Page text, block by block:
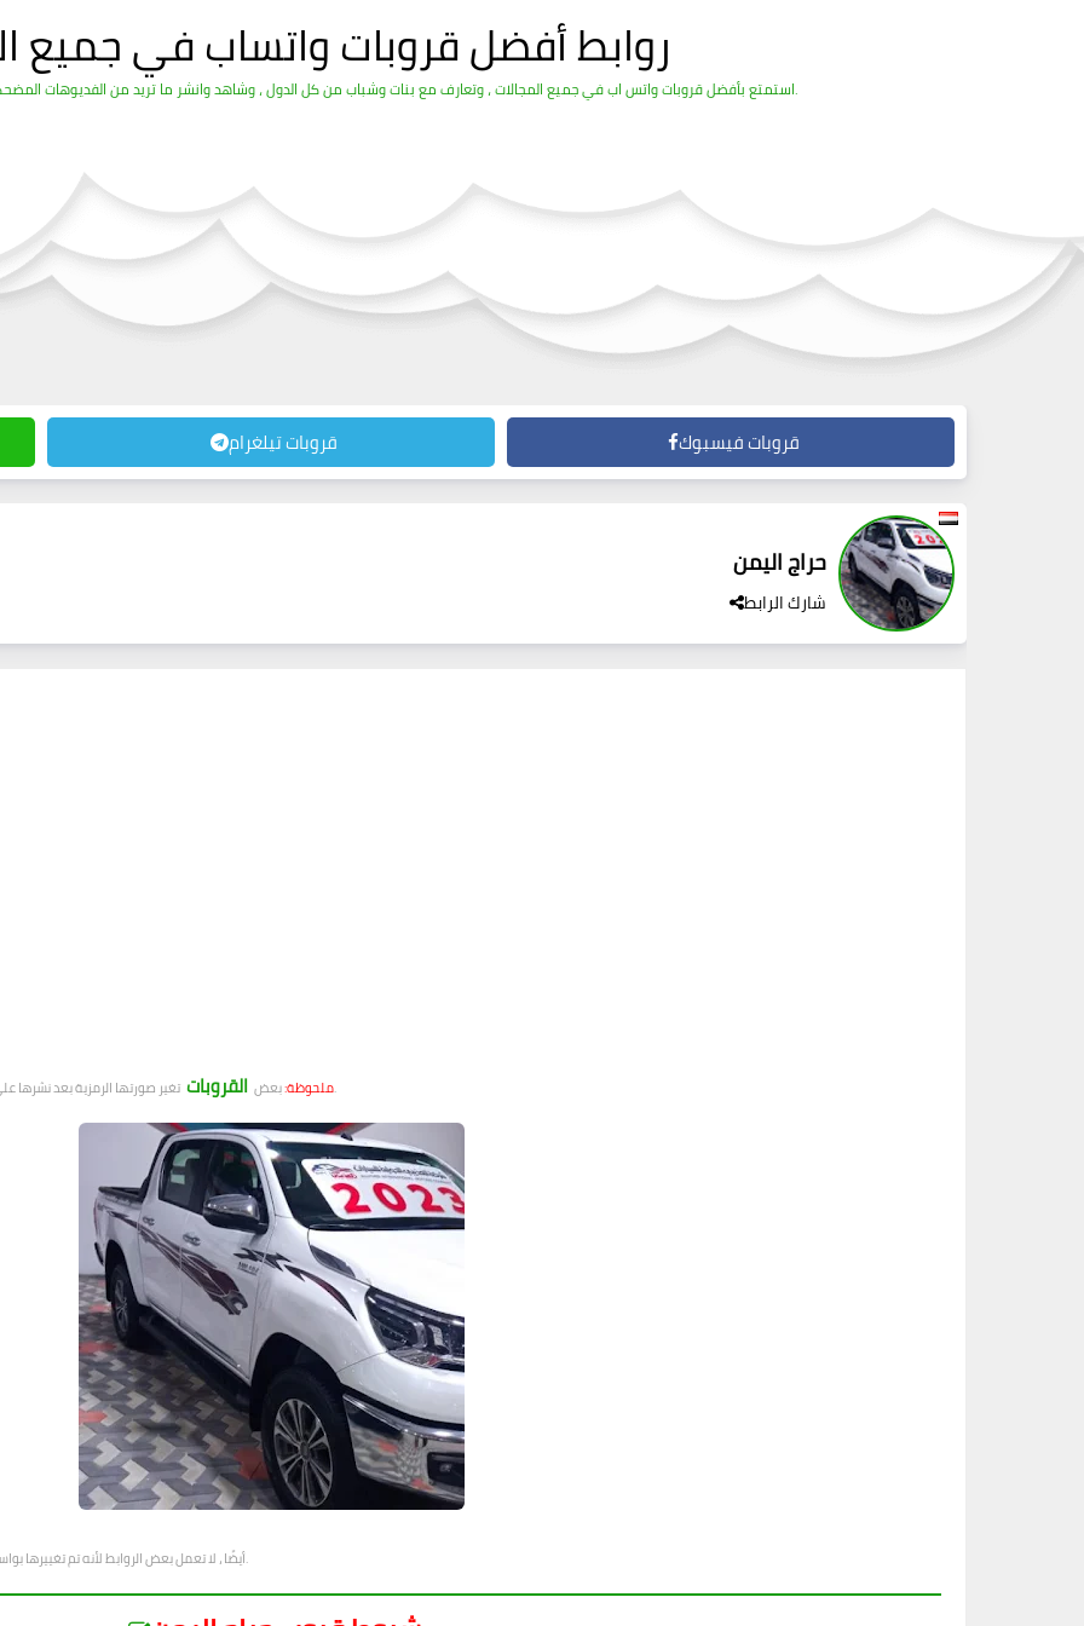
روابط أفضل قروبات واتساب في جميع
استمتع بأفضل قروبات واتس اب في جميع المجالات ، وتعارف مع بنات وشباب من كل الدول ، وشاهد وانشر ما تريد من الفديوهات المضحكة والمفيدة الموقع مليء بالقروبات الرائعة.
قروبات تيلغرام قروبات فيسبوك
حراج اليمن
شارك الرابط
ملحوظة:بعض القروبات تغير صورتها الرمزية بعد نشرها على موقعنا ، لذلك نحن غير مسئولين عن الصورة الجديدة التي تظهر في الجروب.
أيضًا ، لا تعمل بعض الروابط لأنه تمالرائعة.